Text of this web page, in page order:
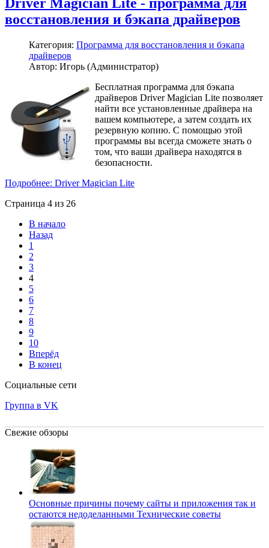
восстановления и бэкапа драйверов
Категория: Программа для восстановления и бэкапа
драйверов
Автор: Игорь (Администратор)
Бесплатная программа для бэкапа
драйверов Driver Magician Lite позволяет
найти все установленные драйвера на
вашем компьютере, а затем создать их
резервную копию. С помощью этой
программы вы всегда сможете знать о
том, что ваши драйвера находятся в
безопасности.
Подробнее: Driver Magician Lite
Страница 4 из 26
В начало
Назад
1
2
3
4
5
6
7
8
9
10
Вперёд
В конец
Социальные сети
Группа в VK
Свежие обзоры
Основные причины почему сайты и приложения так и
остаются недоделанными Технические советы